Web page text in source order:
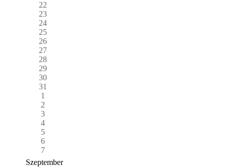
22
23
24
25
26
27
28
29
30
31
1
2
3
4
5
6
7
Szeptember